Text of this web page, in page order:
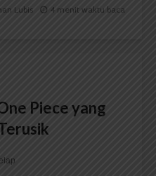
Lubis 4 menit waktu baca
Piece yang